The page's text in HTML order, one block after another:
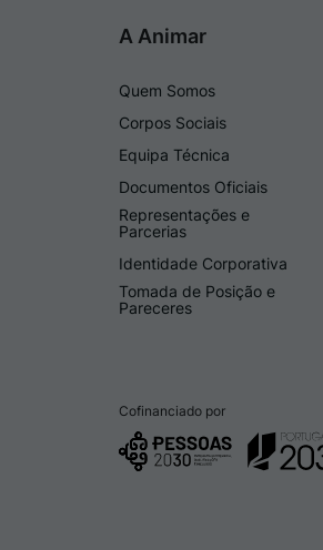
A Animar
Quem Somos
Corpos Sociais
Equipa Técnica
Documentos Oficiais
Representações e
Parcerias
Identidade Corporativa
Tomada de Posição e
Pareceres
Cofinanciado por